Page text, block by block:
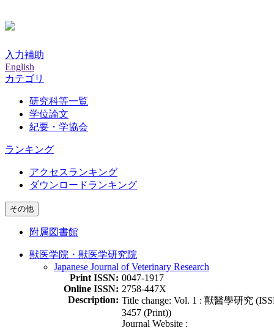
入力補助
English
カテゴリ
研究科等一覧
学位論文
紀要・学協会
ランキング
アクセスランキング
ダウンロードランキング
その他
附属図書館
獣医学院・獣医学研究院
Japanese Journal of Veterinary Research
Print ISSN: 0047-1917
Online ISSN: 2758-447X
Description: Title change: Vol. 1 : 獸醫學研究
3457 (Print))
Journal Website :